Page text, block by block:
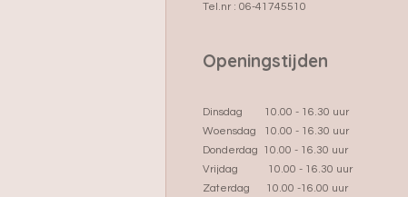
Tel.nr : 06-41745510
Openingstijden
Dinsdag 10.00 - 16.30 uur
Woensdag 10.00 - 16.30 uur
Donderdag 10.00 - 16.30 uur
Vrijdag 10.00 - 16.30 uur
Zaterdag 10.00 -16.00 uur